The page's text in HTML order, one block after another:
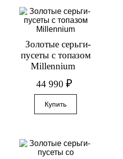
Золотые серьги-
пусеты с топазом
Millennium
44 990₽